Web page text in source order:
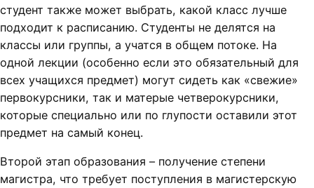
студент также может выбрать, какой класс лучше
подходит к расписанию. Студенты не делятся на
классы или группы, а учатся в общем потоке. На
одной лекции (особенно если это обязательный для
всех учащихся предмет) могут сидеть как «свежие»
первокурсники, так и матерые четверокурсники,
которые специально или по глупости оставили этот
предмет на самый конец.
Второй этап образования – получение степени
магистра, что требует поступления в магистерскую